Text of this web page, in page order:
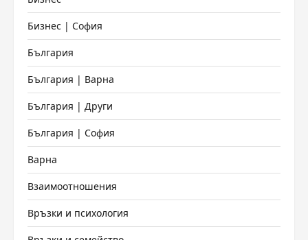
Бизнес | София
България
България | Варна
България | Други
България | София
Варна
Взаимоотношения
Връзки и психология